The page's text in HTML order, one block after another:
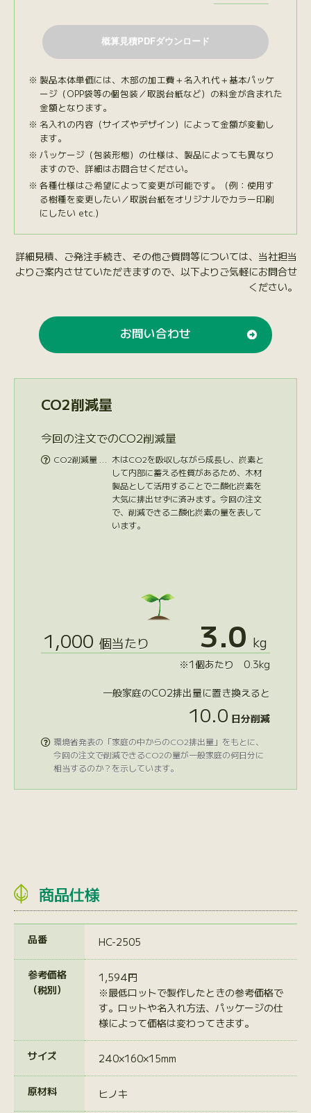
製品本体単価には、木部の加工費＋名入れ代＋基本パッケ
ージ（OPP袋等の個包装／取説台紙など）の料金が含まれた
金額となります。
名入れの内容（サイズやデザイン）によって金額が変動し
ます。
パッケージ（包装形態）の仕様は、製品によっても異なり
ますので、詳細はお問合せください。
各種仕様はご希望によって変更が可能です。（例：使用す
る樹種を変更したい／取説台紙をオリジナルでカラー印刷
にしたい etc.）
詳細見積、ご発注手続き、その他ご質問等については、当社担当
よりご案内させていただきますので、以下よりご気軽にお問合せ
ください。
お問い合わせ
CO2削減量
今回の注文でのCO2削減量
 CO2削減量 …
木はCO2を吸収しながら成長し、炭素と
して内部に蓄える性質があるため、木材
製品として活用することで二酸化炭素を
大気に排出せずに済みます。今回の注文
で、削減できる二酸化炭素の量を表して
います。
1,000 個当たり 3.0 kg
※1個あたり 0.3kg
一般家庭のCO2排出量に置き換えると
10.0 日分削減
 環境省発表の「家庭の中からのCO2排出量」をもとに、
今回の注文で削減できるCO2の量が一般家庭の何日分に
相当するのか？を示しています。
商品仕様
品番 HC-2505
参考価格
（税別）
1,594円
※最低ロットで製作したときの参考価格で
す。ロットや名入れ方法、パッケージの仕
様によって価格は変わってきます。
サイズ 240×160×15mm
原材料 ヒノキ